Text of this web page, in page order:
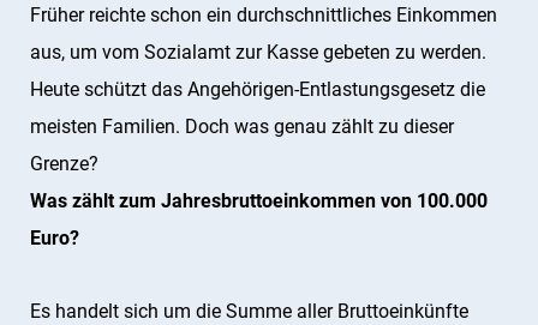
Früher reichte schon ein durchschnittliches Einkommen
aus, um vom Sozialamt zur Kasse gebeten zu werden.
Heute schützt das Angehörigen-Entlastungsgesetz die
meisten Familien. Doch was genau zählt zu dieser
Grenze?
Was zählt zum Jahresbruttoeinkommen von 100.000
Euro?
Es handelt sich um die Summe aller Bruttoeinkünfte